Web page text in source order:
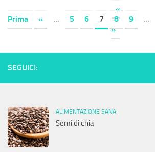
«
Prima
« ... 5 6 7 8 9 ...
»
SEGUICI:
ALIMENTAZIONE SANA
Semi di chia